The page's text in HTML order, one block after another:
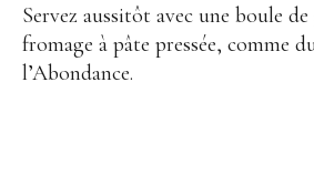
Servez aussitôt avec une boule
fromage à pâte pressée, comme
l’Abondance.